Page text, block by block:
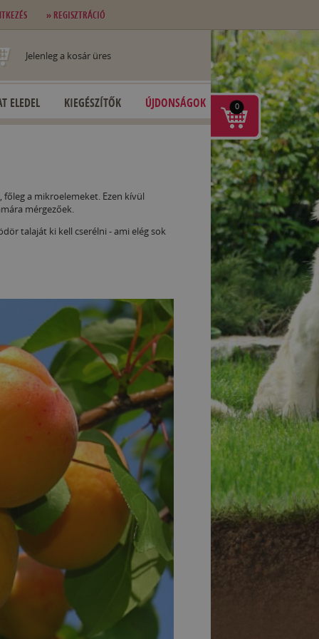
» REGISZTRÁCIÓ
Jelenleg a kosár üres
ELEDEL KIEGÉSZÍTŐK ÚJDONSÁGOK
a mikroelemeket. Ezen kívül
mérgezőek.
talaját ki kell cserélni - ami elég sok
0